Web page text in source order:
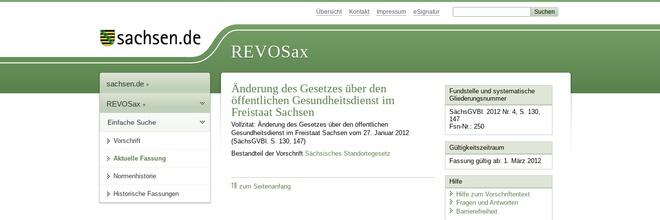
Übersicht Kontakt Impressum eSignatur
REVOSax
sachsen.de
REVOSax
Einfache Suche
Vorschrift
Aktuelle Fassung
Normenhistorie
Historische Fassungen
Änderung des Gesetzes über den
öffentlichen Gesundheitsdienst im
Freistaat Sachsen
Vollzitat: Änderung des Gesetzes über den öffentlichen
Gesundheitsdienst im Freistaat Sachsen vom 27. Januar 2012
(SächsGVBl. S. 130, 147)
Bestandteil der VorschriftSächsisches Standortegesetz
zum Seitenanfang
Fundstelle und systematische
Gliederungsnummer
SächsGVBl. 2012 Nr. 4, S. 130,
147
Fsn-Nr.: 250
Gültigkeitszeitraum
Fassung gültig ab: 1. März 2012
Hilfe
Hilfe zum Vorschriftentext
Fragen und Antworten
Barrierefreiheit